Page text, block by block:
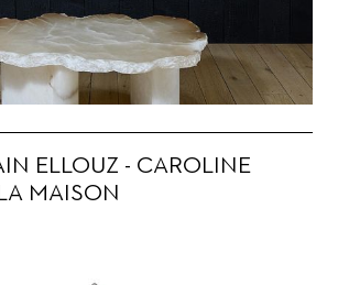
ELLOUZ - CAROLINE
MAISON